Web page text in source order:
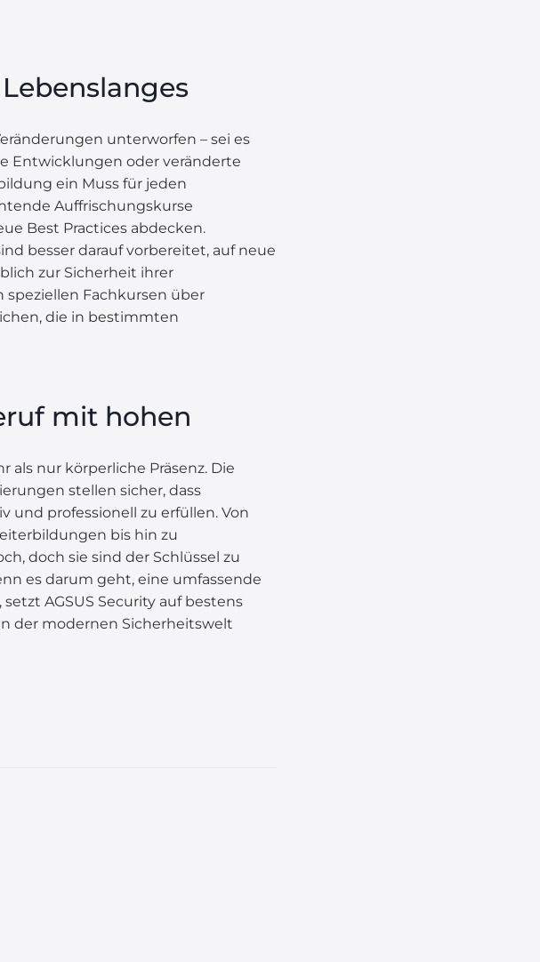
unterworfen – sei es
Entwicklungen oder veränderte
ein Muss für jeden
Auffrischungskurse
Best Practices abdecken.
besser darauf vorbereitet, auf neue
zur Sicherheit ihrer
Fachkursen über
die in bestimmten
mit hohen
nur körperliche Präsenz. Die
stellen sicher, dass
und professionell zu erfüllen. Von
bis hin zu
doch sie sind der Schlüssel zu
es darum geht, eine umfassende
AGSUS Security auf bestens
der modernen Sicherheitswelt